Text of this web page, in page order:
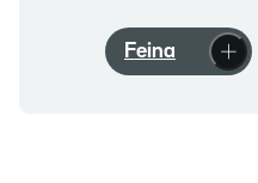
Feina